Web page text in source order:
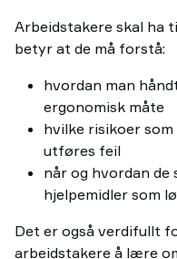
Arbeidstakere skal ha
betyr at de må forstå:
hvordan man
ergonomisk måte
hvilke risikoer
utføres feil
når og hvordan de
hjelpemidler som
Det er også verdifullt
arbeidstakere å lære